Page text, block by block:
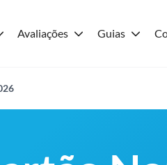
Avaliações Guias